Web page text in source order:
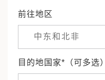
前往地区
中东和北非
目的地国家*（可多选）